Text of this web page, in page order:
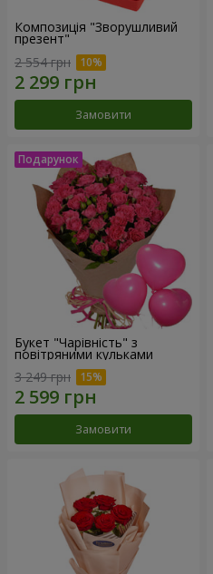
Композиція "Зворушливий
презент"
2 554 грн
Замовити
Букет "Чарівність" з
повітряними кульками
3 249 грн
Замовити